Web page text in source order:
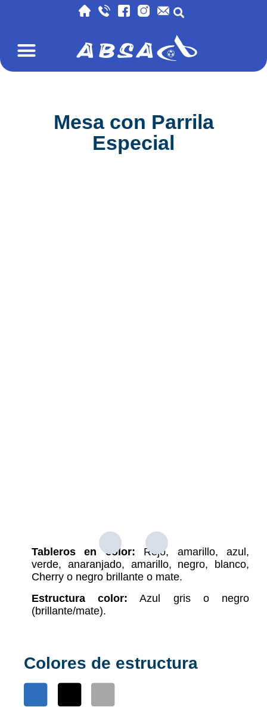
Mesa con Parrila
Especial
Tableros en color: Rojo, amarillo, azul,
verde, anaranjado, amarillo, negro, blanco,
Cherry o negro brillante o mate.
Estructura color: Azul gris o negro
(brillante/mate).
Colores de estructura